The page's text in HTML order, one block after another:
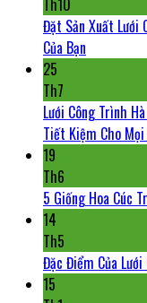
Th10
Đặt Sản Xuất Lưới
Của Bạn
25
Th7
Lưới Công Trình
Tiết Kiệm Cho
19
Th6
5 Giống Hoa Cúc
14
Th5
Đặc Điểm Của Lưới
15